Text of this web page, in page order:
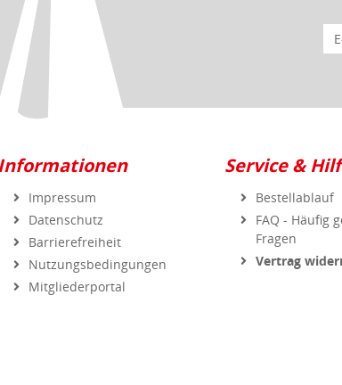
Datenschutz
Barrierefreiheit
Nutzungsbedingungen
Mitgliederportal
FAQ - Häufig
Fragen
Vertrag